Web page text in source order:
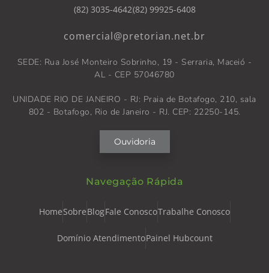
(82) 3035-4642(82) 99925-6408
comercial@pretorian.net.br
SEDE: Rua José Monteiro Sobrinho, 19 - Serraria, Maceió -
AL - CEP 57046780
UNIDADE RIO DE JANEIRO - RJ: Praia de Botafogo, 210, sala
802 - Botafogo, Rio de Janeiro - RJ. CEP: 22250-145.
Ouvidoria
Navegação Rápida
HomeSobreBlogFale ConoscoTrabalhe Conosco
Domínio AtendimentoPainel Hubcount